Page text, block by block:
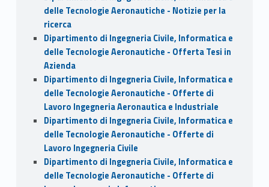
delle Tecnologie Aeronautiche - Notizie per la
ricerca
Dipartimento di Ingegneria Civile, Informatica e
delle Tecnologie Aeronautiche - Offerta Tesi in
Azienda
Dipartimento di Ingegneria Civile, Informatica e
delle Tecnologie Aeronautiche - Offerte di
Lavoro Ingegneria Aeronautica e Industriale
Dipartimento di Ingegneria Civile, Informatica e
delle Tecnologie Aeronautiche - Offerte di
Lavoro Ingegneria Civile
Dipartimento di Ingegneria Civile, Informatica e
delle Tecnologie Aeronautiche - Offerte di